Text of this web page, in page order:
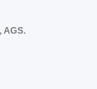
AGS.